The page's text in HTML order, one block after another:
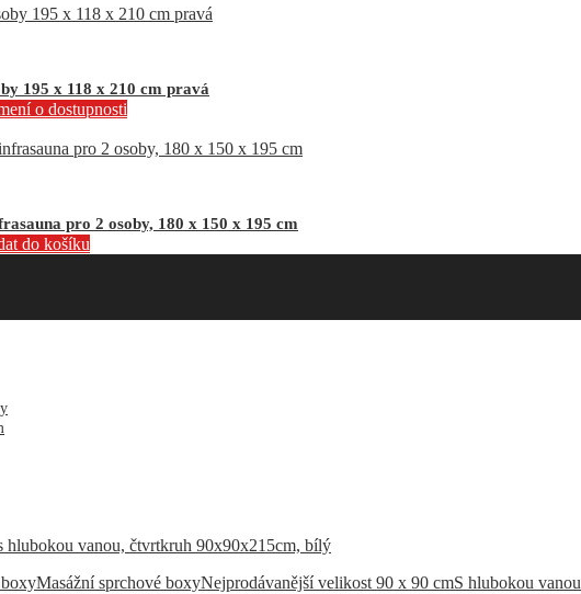
195 x 118 x 210 cm pravá
o dostupnosti
pro 2 osoby, 180 x 150 x 195 cm
Kč.
do košíku
Masážní sprchové boxyNejprodávanější velikost 90 x 90 cmS hlubokou vanou